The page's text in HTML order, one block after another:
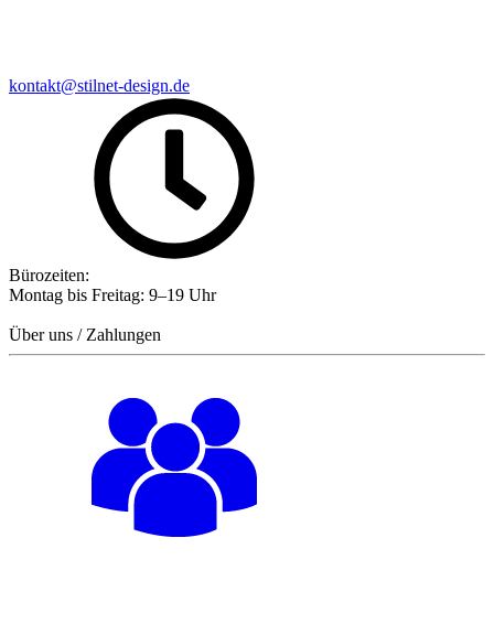
kontakt@stilnet-design.de
Bürozeiten:
Montag bis Freitag: 9–19 Uhr
Über uns / Zahlungen